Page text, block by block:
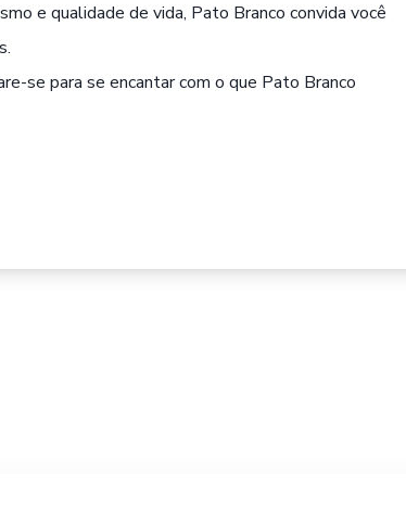
e qualidade de vida, Pato Branco convida você
se para se encantar com o que Pato Branco